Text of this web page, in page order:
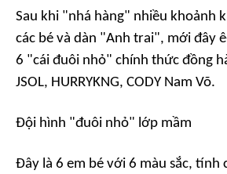
Sau khi "nhá hàng" nhiều khoảnh
các bé và dàn "Anh trai", mới đây
6 "cái đuôi nhỏ" chính thức đồng
JSOL, HURRYKNG, CODY Nam Võ.
Đội hình "đuôi nhỏ" lớp mầm
Đây là 6 em bé với 6 màu sắc, tính